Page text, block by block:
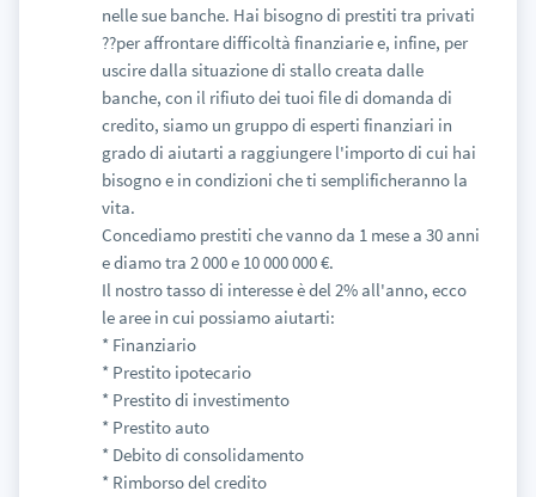
nelle sue banche. Hai bisogno di prestiti tra privati
??per affrontare difficoltà finanziarie e, infine, per
uscire dalla situazione di stallo creata dalle
banche, con il rifiuto dei tuoi file di domanda di
credito, siamo un gruppo di esperti finanziari in
grado di aiutarti a raggiungere l'importo di cui hai
bisogno e in condizioni che ti semplificheranno la
vita.
Concediamo prestiti che vanno da 1 mese a 30 anni
e diamo tra 2 000 e 10 000 000 €.
Il nostro tasso di interesse è del 2% all'anno, ecco
le aree in cui possiamo aiutarti:
* Finanziario
* Prestito ipotecario
* Prestito di investimento
* Prestito auto
* Debito di consolidamento
* Rimborso del credito